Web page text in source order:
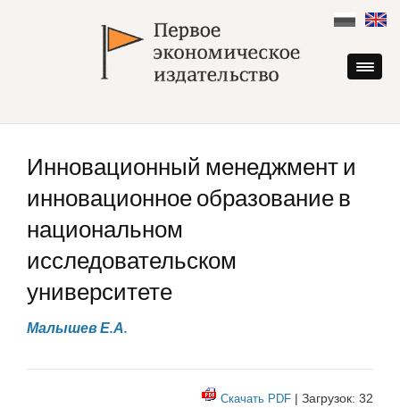
content
Инновационный менеджмент и
инновационное образование в
национальном
исследовательском
университете
Малышев Е.А.
Скачать PDF | Загрузок: 32